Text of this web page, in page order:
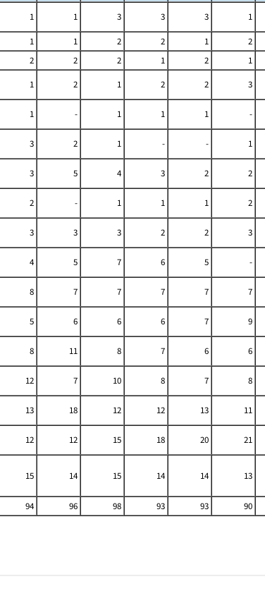
1 1 3 3 3
1
1 1 2 2 1
2
2 2 2 1 2
1
1 2 1 2 2
3
1 - 1 1 1
-
3 2 1 - -
1
3 5 4 3 2
2
2 - 1 1 1
2
3 3 3 2 2
3
4 5 7 6 5
-
8 7 7 7 7
7
5 6 6 6 7
9
8 11 8 7 6
6
12 7 10 8 7
8
13 18 12 12 13
11
12 12 15 18 20
21
15 14 15 14 14 13
94 96 98 93 93 90